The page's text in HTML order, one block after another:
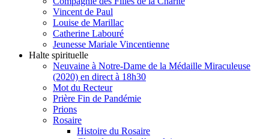
Vincent de Paul
Louise de Marillac
Catherine Labouré
Jeunesse Mariale Vincentienne
Halte spirituelle
Neuvaine à Notre-Dame de la Médaille Miraculeuse
(2020) en direct à 18h30
Mot du Recteur
Prière Fin de Pandémie
Prions
Rosaire
Histoire du Rosaire